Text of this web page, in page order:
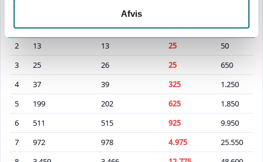
Afvis
1
1 0 25
50
2
13 13 25
50
3
25 26 25
650
4
37 39 325
1.250
5
199 202 625
1.850
6
511 515 925
9.950
7
972 978 4.975
25.550